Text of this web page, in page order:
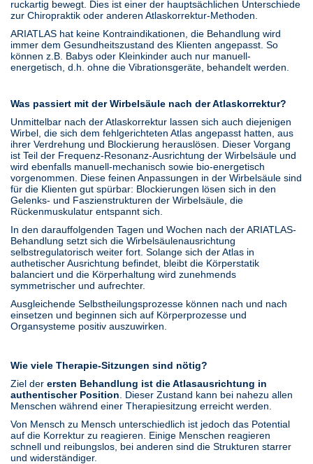
ruckartig bewegt. Dies ist einer der hauptsächlichen Unterschiede
zur Chiropraktik oder anderen Atlaskorrektur-Methoden.
ARIATLAS hat keine Kontraindikationen, die Behandlung wird
immer dem Gesundheitszustand des Klienten angepasst. So
können z.B. Babys oder Kleinkinder auch nur manuell-
energetisch, d.h. ohne die Vibrationsgeräte, behandelt werden.
Was passiert mit der Wirbelsäule nach der Atlaskorrektur?
Unmittelbar nach der Atlaskorrektur lassen sich auch diejenigen
Wirbel, die sich dem fehlgerichteten Atlas angepasst hatten, aus
ihrer Verdrehung und Blockierung herauslösen. Dieser Vorgang
ist Teil der Frequenz-Resonanz-Ausrichtung der Wirbelsäule und
wird ebenfalls manuell-mechanisch sowie bio-energetisch
vorgenommen. Diese feinen Anpassungen in der Wirbelsäule sind
für die Klienten gut spürbar: Blockierungen lösen sich in den
Gelenks- und Faszienstrukturen der Wirbelsäule, die
Rückenmuskulatur entspannt sich.
In den darauffolgenden Tagen und Wochen nach der ARIATLAS-
Behandlung setzt sich die Wirbelsäulenausrichtung
selbstregulatorisch weiter fort. Solange sich der Atlas in
authetischer Ausrichtung befindet, bleibt die Körperstatik
balanciert und die Körperhaltung wird zunehmends
symmetrischer und aufrechter.
Ausgleichende Selbstheilungsprozesse können nach und nach
einsetzen und beginnen sich auf Körperprozesse und
Organsysteme positiv auszuwirken.
Wie viele Therapie-Sitzungen sind nötig?
Ziel der ersten Behandlung ist die Atlasausrichtung in
authentischer Position . Dieser Zustand kann bei nahezu allen
Menschen während einer Therapiesitzung erreicht werden.
Von Mensch zu Mensch unterschiedlich ist jedoch das Potential
auf die Korrektur zu reagieren. Einige Menschen reagieren
schnell und reibungslos, bei anderen sind die Strukturen starrer
und widerständiger.